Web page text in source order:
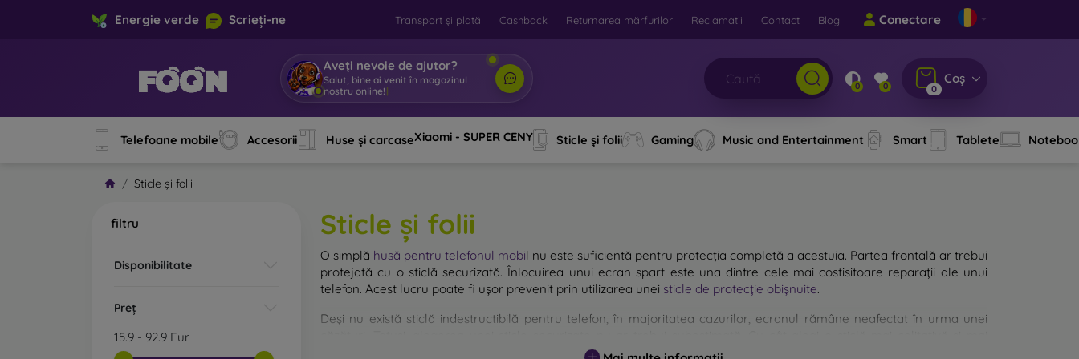
Energie verde Scrieți-ne Transport și plată Cashback Returnarea mărfurilor Reclamatii Contact Blog Conectare
Aveți nevoie de ajutor?
Salut, bine ai venit în magazinul
nostru online!
0 0 0
Coș
Telefoane mobile Accesorii Huse și carcaseXiaomi - SUPER CENY Sticle și folii Gaming Music and Entertainment Smart Tablete
Sticle și folii
filtru
Disponibilitate
Preț
15.9 - 92.9 Eur
Sticle și folii
O simplă husă pentru telefonul mobil nu este suficientă pentru protecția completă a acestuia. Partea frontală ar trebui
protejată cu o sticlă securizată. Înlocuirea unui ecran spart este una dintre cele mai costisitoare reparații ale unui
telefon. Acest lucru poate fi ușor prevenit prin utilizarea unei sticle de protecție obișnuite.
Deși nu există sticlă indestructibilă pentru telefon, în majoritatea cazurilor, ecranul rămâne neafectat în urma unei
rezistentă, cu atât protecția oferită este mai mare. Pe piață există mai multe tipuri de sticlă securizată pentru